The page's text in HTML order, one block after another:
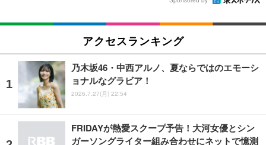
アクセスランキング
乃木坂46・中西アルノ、夏ならではのエモーシ
ョナルなグラビア！
2026.7.27(月) 22:54
FRIDAYが熱愛スクープ予告！大河女優とシン
ガーソングライター組み合わせにネットで憶測